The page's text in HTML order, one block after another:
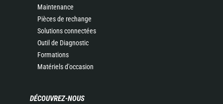
Maintenance
Pièces de rechange
Solutions connectées
Outil de Diagnostic
Formations
Matériels d'occasion
DÉCOUVREZ-NOUS